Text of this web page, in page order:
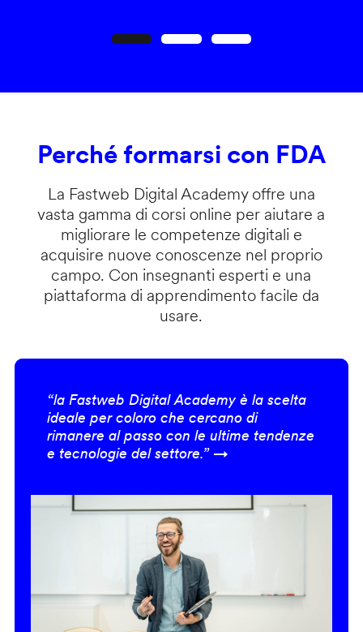
Perché formarsi con FDA
La Fastweb Digital Academy offre una
vasta gamma di corsi online per aiutare a
migliorare le competenze digitali e
acquisire nuove conoscenze nel proprio
campo. Con insegnanti esperti e una
piattaforma di apprendimento facile da
usare.
“la Fastweb Digital Academy è la scelta
ideale per coloro che cercano di
rimanere al passo con le ultime tendenze
e tecnologie del settore.” →